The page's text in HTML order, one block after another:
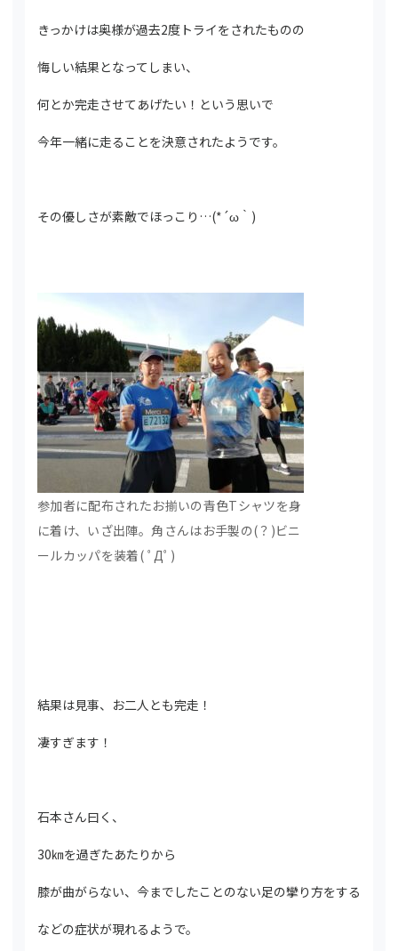
きっかけは奥様が過去2度トライをされたものの
悔しい結果となってしまい、
何とか完走させてあげたい！という思いで
今年一緒に走ることを決意されたようです。
その優しさが素敵でほっこり…(*´ω｀)
参加者に配布されたお揃いの青色Tシャツを身
に着け、いざ出陣。角さんはお手製の(？)ビニ
ールカッパを装着( ﾟДﾟ)
結果は見事、お二人とも完走！
凄すぎます！
石本さん曰く、
30㎞を過ぎたあたりから
膝が曲がらない、今までしたことのない足の攣り方をする
などの症状が現れるようで。